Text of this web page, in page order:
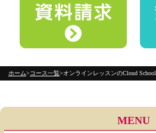
ホーム コース一覧 オンラインレッスンのCloud School
MENU